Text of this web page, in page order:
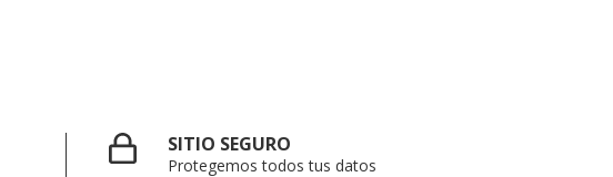
SITIO SEGURO
Protegemos todos tus datos